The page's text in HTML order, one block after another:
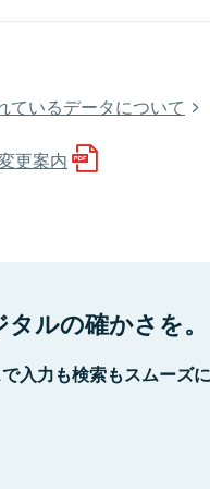
ているデータについて
更案内
ルの確かさを。
入力も検索もスムーズ